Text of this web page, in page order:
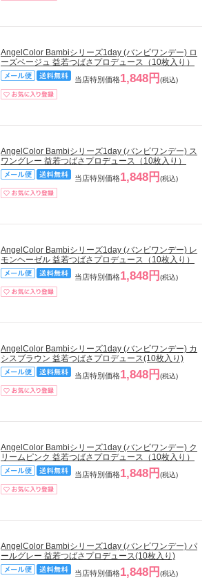
AngelColor Bambiシリーズ1day (バンビワンデー) ロ
ーズベージュ 益若つばさプロデュース（10枚入り）
当店特別価格1,848円 (税込)
AngelColor Bambiシリーズ1day (バンビワンデー) ス
ワングレー 益若つばさプロデュース（10枚入り）
当店特別価格1,848円 (税込)
AngelColor Bambiシリーズ1day (バンビワンデー) レ
モンヘーゼル 益若つばさプロデュース（10枚入り）
当店特別価格1,848円 (税込)
AngelColor Bambiシリーズ1day (バンビワンデー) カ
シスブラウン 益若つばさプロデュース(10枚入り)
当店特別価格1,848円 (税込)
AngelColor Bambiシリーズ1day (バンビワンデー) ク
リームピンク 益若つばさプロデュース（10枚入り）
当店特別価格1,848円 (税込)
AngelColor Bambiシリーズ1day (バンビワンデー) パ
ールグレー 益若つばさプロデュース(10枚入り)
当店特別価格1,848円 (税込)